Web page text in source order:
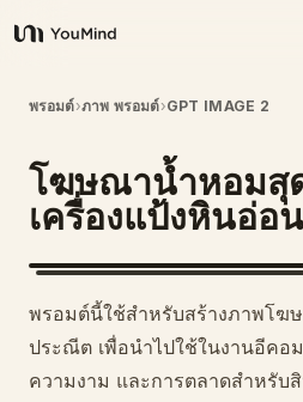
YouMind
ภาพรวม
กรณีการใช้งาน
ทักษะ
พรอมต์
พรอมต์›ภาพ พรอมต์›GPT IMAGE 2
โฆษณาน้ำหอมสุ
เครื่องแป้งหินอ่อน
พรอมต์นี้ใช้สำหรับสร้างภาพโ
ประณีต เพื่อนำไปใช้ในงานอีคอ
ความงาม และการตลาดสำหรับ